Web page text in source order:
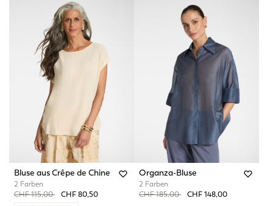
Bluse aus Crêpe de Chine
2 Farben
Price reduced from
CHF 115,00toCHF 80,50
Organza-Bluse
2 Farben
Price reduced from
CHF 185,00toCHF 148,00